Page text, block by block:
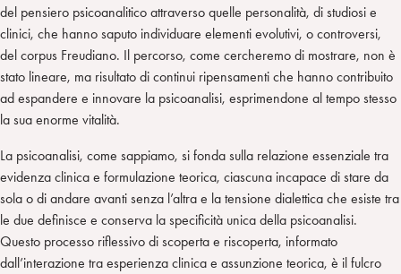
del pensiero psicoanalitico attraverso quelle personalità, di studiosi e
clinici, che hanno saputo individuare elementi evolutivi, o controversi,
del corpus Freudiano. Il percorso, come cercheremo di mostrare, non è
stato lineare, ma risultato di continui ripensamenti che hanno contribuito
ad espandere e innovare la psicoanalisi, esprimendone al tempo stesso
la sua enorme vitalità.
La psicoanalisi, come sappiamo, si fonda sulla relazione essenziale tra
evidenza clinica e formulazione teorica, ciascuna incapace di stare da
sola o di andare avanti senza l’altra e la tensione dialettica che esiste tra
le due definisce e conserva la specificità unica della psicoanalisi.
Questo processo riflessivo di scoperta e riscoperta, informato
dall’interazione tra esperienza clinica e assunzione teorica, è il fulcro